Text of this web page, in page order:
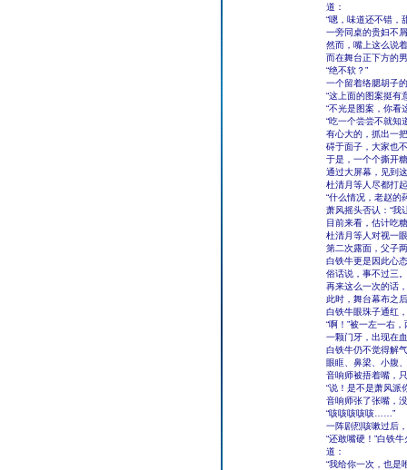
道：
“嗯，味道还不错，
一旁同桌的贵妇不
然而，嘴上这么说
而在舞台正下方的
“绝不软？”
一个留着络腮胡子
“这上面的图案挺有
“不光是图案，你看
“吃一个尝尝不就知
有心大的，抓出一
碍于面子，大家也
于是，一个个撕开
通过大屏幕，见到
杜清月等人尽都打
“什么情况，老赵的
萧风摇头否认：“我
目前来看，估计吃
杜清月等人对视一
第二次露面，父子
白铁牛更是因此心
俗话说，事不过三。
再来这么一次的话
此时，舞台幕布之
白铁牛眼珠子通红
“啊！”被一左一右
一颗门牙，出现在
白铁牛仍不觉得解
眼眶、鼻梁、小腹
音响师被捂着嘴，
“说！是不是萧风派
音响师张了张嘴，
“咳咳咳咳咳……”
一阵剧烈咳嗽过后
“还敢嘴硬！”白铁
道：
“我给你一次，也是